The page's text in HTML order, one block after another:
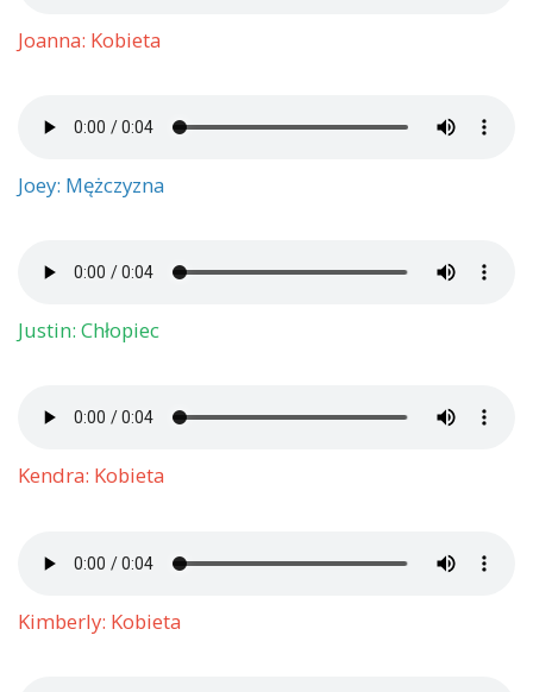
Joanna: Kobieta
Joey: Mężczyzna
Justin: Chłopiec
Kendra: Kobieta
Kimberly: Kobieta